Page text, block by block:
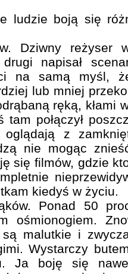
ludzie boją się
Dziwny reżyser
napisał
na samą myśl,
lub mniej
ręką, kłami
połączył
z
nie mogąc
się filmów, gdzie
kiedyś w życiu.
Ponad 50
ośmionogiem.
malutkie i
Wystarczy
Ja boję się